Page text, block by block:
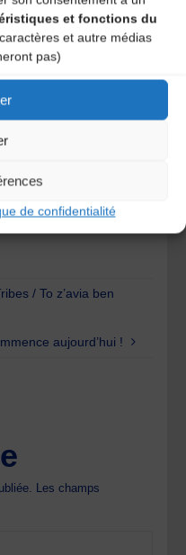
et fonctions du
et autre médias
pas)
de confidentialité
CDI
Damidot, 69100
14 juin 2021 Entretiens
2 mai 2021 inclus :
/ To z’avia ben
aujourd’hui !
Les champs